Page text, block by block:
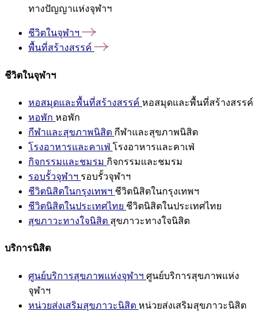
ทางปัญญาแห่งจุฬาฯ
ชีวิตในจุฬาฯ
พื้นที่สร้างสรรค์
ชีวิตในจุฬาฯ
หอสมุดและพื้นที่สร้างสรรค์ หอสมุดและพื้นที่สร้างสรรค์
หอพัก หอพัก
กีฬาและสุขภาพนิสิต กีฬาและสุขภาพนิสิต
โรงอาหารและคาเฟ่ โรงอาหารและคาเฟ่
กิจกรรมและชมรม กิจกรรมและชมรม
รอบรั้วจุฬาฯ รอบรั้วจุฬาฯ
ชีวิตนิสิตในกรุงเทพฯ ชีวิตนิสิตในกรุงเทพฯ
ชีวิตนิสิตในประเทศไทย ชีวิตนิสิตในประเทศไทย
สุขภาวะทางใจนิสิต สุขภาวะทางใจนิสิต
บริการนิสิต
ศูนย์บริการสุขภาพแห่งจุฬาฯ ศูนย์บริการสุขภาพแห่ง
จุฬาฯ
หน่วยส่งเสริมสุขภาวะนิสิต หน่วยส่งเสริมสุขภาวะนิสิต